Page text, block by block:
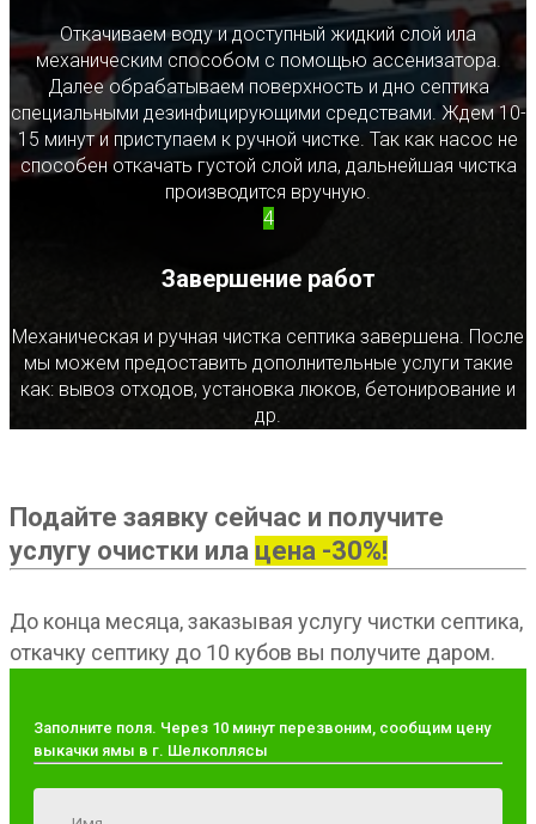
Откачиваем воду и доступный жидкий слой ила
механическим способом с помощью ассенизатора.
Далее обрабатываем поверхность и дно септика
специальными дезинфицирующими средствами. Ждем 10-
15 минут и приступаем к ручной чистке. Так как насос не
способен откачать густой слой ила, дальнейшая чистка
производится вручную.
4
Завершение работ
Механическая и ручная чистка септика завершена. После
мы можем предоставить дополнительные услуги такие
как: вывоз отходов, установка люков, бетонирование и
др.
Подайте заявку сейчас и получите
услугу очистки ила цена -30%!
До конца месяца, заказывая услугу чистки септика,
откачку септику до 10 кубов вы получите даром.
Заполните поля. Через 10 минут перезвоним, сообщим цену
выкачки ямы в г. Шелкоплясы